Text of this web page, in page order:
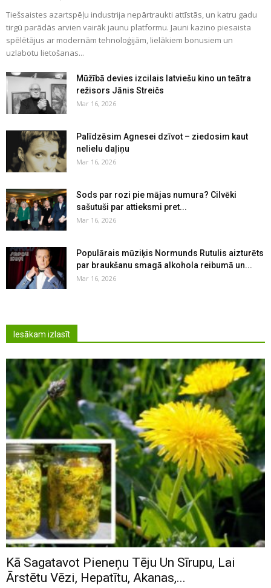
Tiešsaistes azartspēļu industrija nepārtraukti attīstās, un katru gadu
tirgū parādās arvien vairāk jaunu platformu. Jauni kazino piesaista
spēlētājus ar modernām tehnoloģijām, lielākiem bonusiem un
uzlabotu lietošanas...
Mūžībā devies izcilais latviešu kino un teātra
režisors Jānis Streičs
Mar 16, 2026
Palīdzēsim Agnesei dzīvot – ziedosim kaut
nelielu daļiņu
Mar 16, 2026
Sods par rozi pie mājas numura? Cilvēki
sašutuši par attieksmi pret...
Mar 16, 2026
Populārais mūziķis Normunds Rutulis aizturēts
par braukšanu smagā alkohola reibumā un...
Mar 16, 2026
Iesākam izlasīt
Kā Sagatavot Pieneņu Tēju Un Sīrupu, Lai
Ārstētu Vēzi, Hepatītu, Akanas,...